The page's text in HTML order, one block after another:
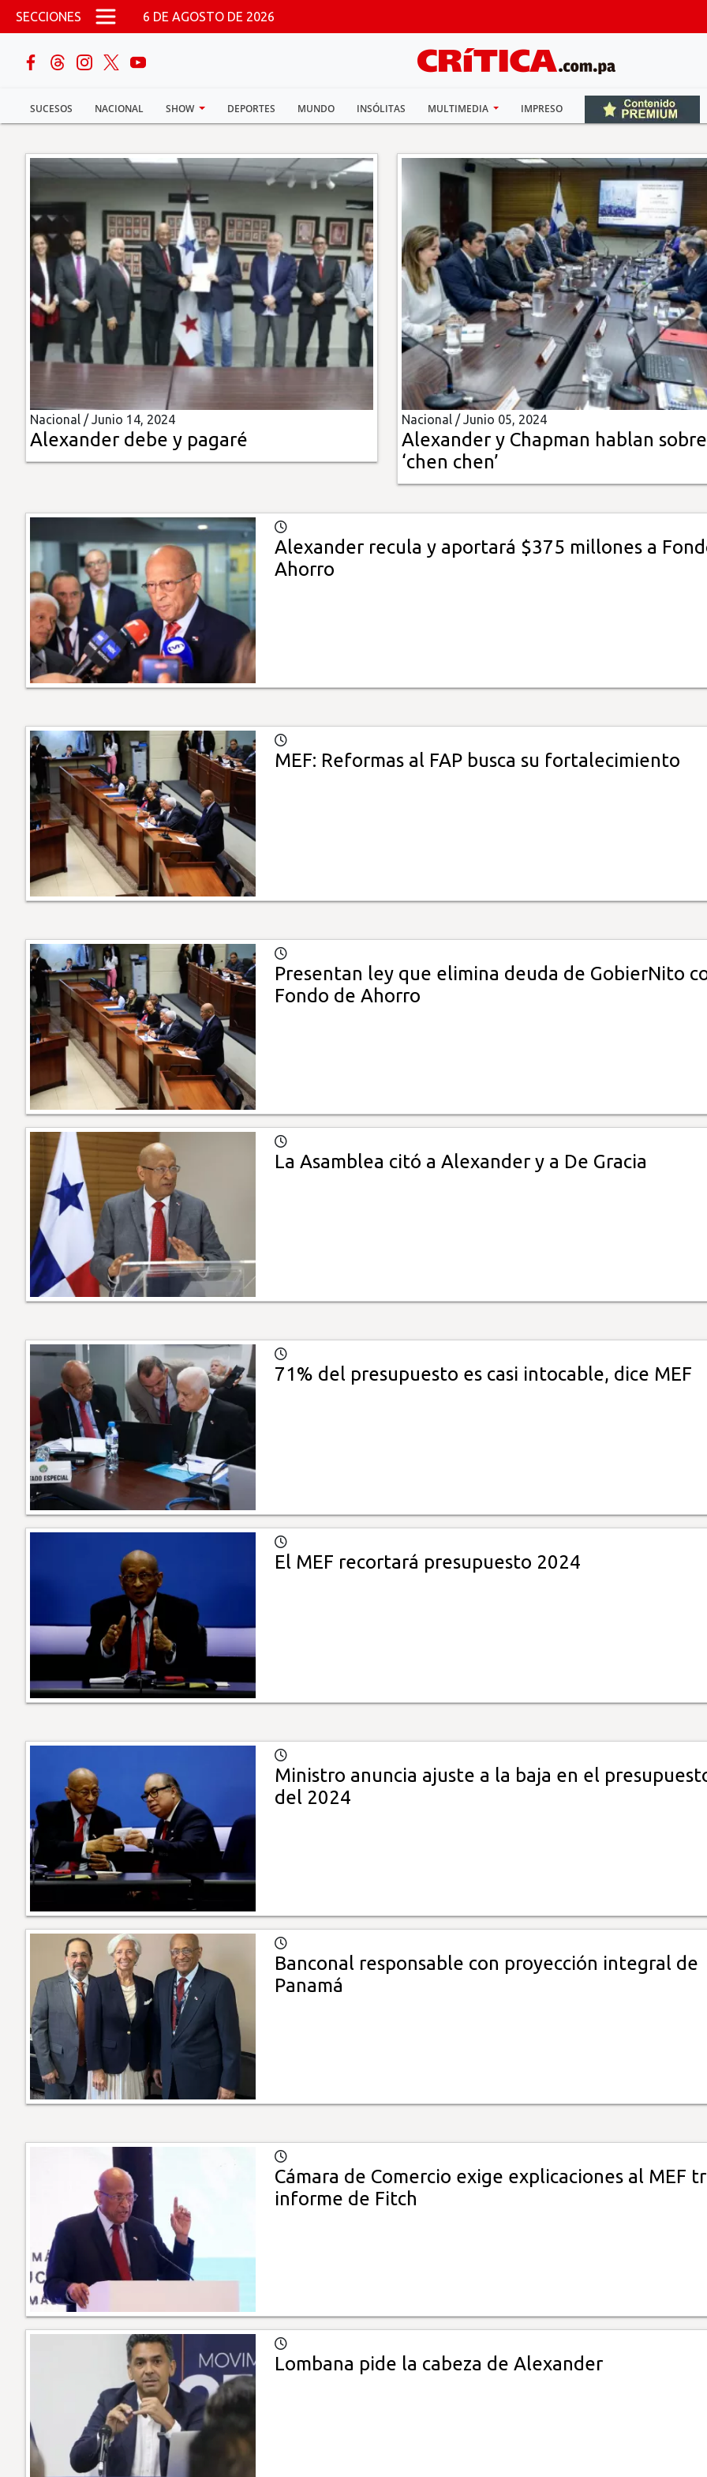
Pasar al contenido principal
SECCIONES 6 DE AGOSTO DE 2026
SUCESOS NACIONAL SHOW DEPORTES MUNDO INSÓLITAS MULTIMEDIA IMPRESO
buscar
Sucesos
Nacional
Política
Show
Deportes
Multimedia
Nacional /Junio 14, 2024
Alexander debe y pagaré
Nacional /Junio 05, 2024
Alexander y Chapman hablan sobre
‘chen chen’
Alexander recula y aportará $375 millones a
Ahorro
MEF: Reformas al FAP busca su fortalecimiento
Presentan ley que elimina deuda de GobierNito
Fondo de Ahorro
La Asamblea citó a Alexander y a De Gracia
71% del presupuesto es casi intocable, dice MEF
El MEF recortará presupuesto 2024
Ministro anuncia ajuste a la baja en el
del 2024
Banconal responsable con proyección integral de
Panamá
Cámara de Comercio exige explicaciones al MEF
informe de Fitch
Lombana pide la cabeza de Alexander